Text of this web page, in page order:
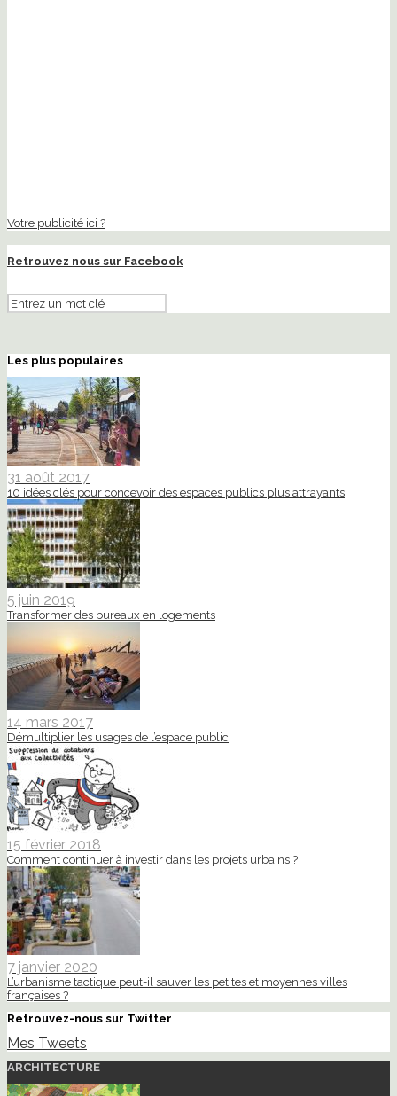
Votre publicité ici ?
Retrouvez nous sur Facebook
Les plus populaires
31 août 2017
10 idées clés pour concevoir des espaces publics plus attrayants
5 juin 2019
Transformer des bureaux en logements
14 mars 2017
Démultiplier les usages de l’espace public
15 février 2018
Comment continuer à investir dans les projets urbains ?
7 janvier 2020
L’urbanisme tactique peut-il sauver les petites et moyennes villes
françaises ?
Retrouvez-nous sur Twitter
Mes Tweets
ARCHITECTURE